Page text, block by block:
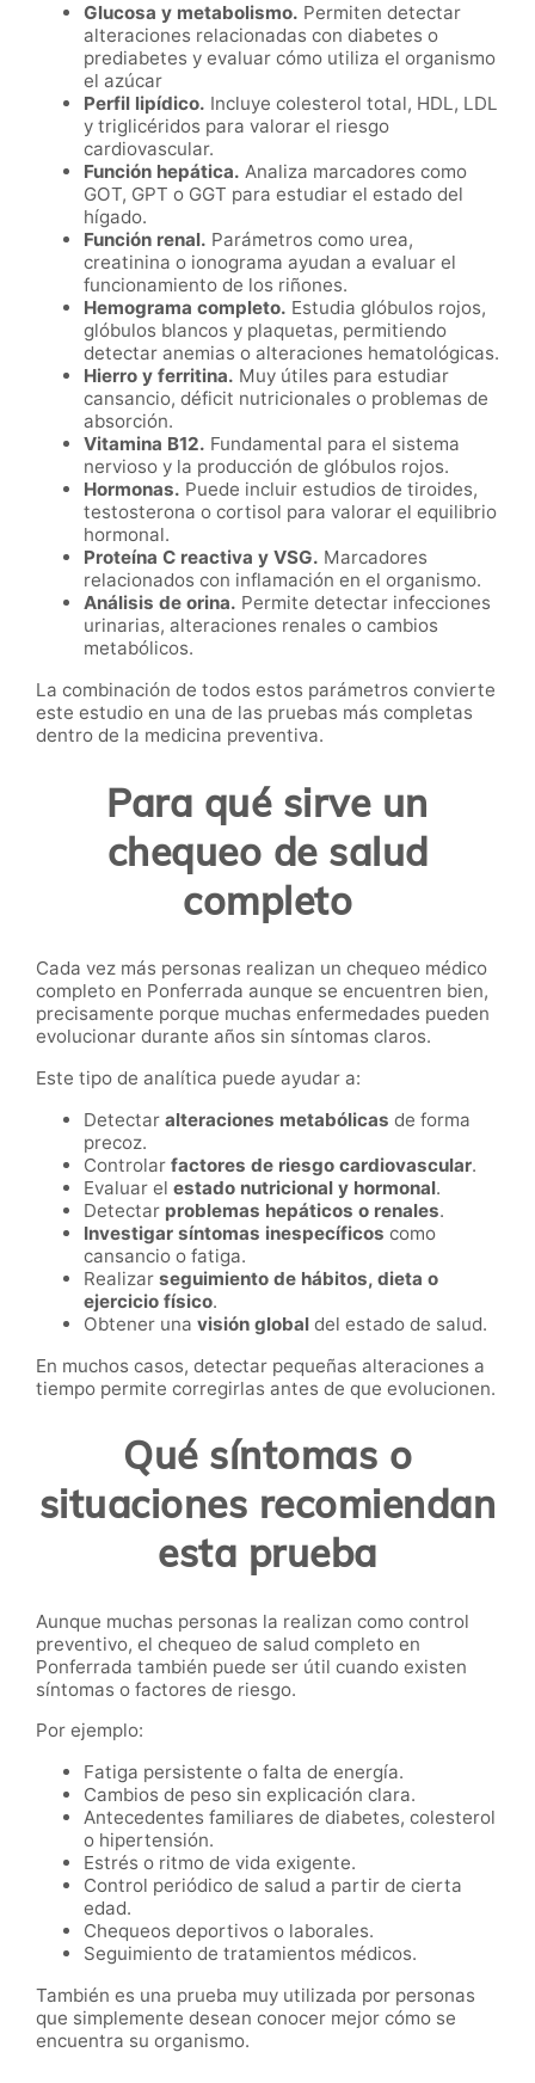
Glucosa y metabolismo. Permiten detectar
alteraciones relacionadas con diabetes o
prediabetes y evaluar cómo utiliza el organismo
el azúcar
Perfil lipídico. Incluye colesterol total, HDL, LDL
y triglicéridos para valorar el riesgo
cardiovascular.
Función hepática. Analiza marcadores como
GOT, GPT o GGT para estudiar el estado del
hígado.
Función renal. Parámetros como urea,
creatinina o ionograma ayudan a evaluar el
funcionamiento de los riñones.
Hemograma completo. Estudia glóbulos rojos,
glóbulos blancos y plaquetas, permitiendo
detectar anemias o alteraciones hematológicas.
Hierro y ferritina. Muy útiles para estudiar
cansancio, déficit nutricionales o problemas de
absorción.
Vitamina B12. Fundamental para el sistema
nervioso y la producción de glóbulos rojos.
Hormonas. Puede incluir estudios de tiroides,
testosterona o cortisol para valorar el equilibrio
hormonal.
Proteína C reactiva y VSG. Marcadores
relacionados con inflamación en el organismo.
Análisis de orina. Permite detectar infecciones
urinarias, alteraciones renales o cambios
metabólicos.
La combinación de todos estos parámetros convierte
este estudio en una de las pruebas más completas
dentro de la medicina preventiva.
Para qué sirve un
chequeo de salud
completo
Cada vez más personas realizan un chequeo médico
completo en Ponferrada aunque se encuentren bien,
precisamente porque muchas enfermedades pueden
evolucionar durante años sin síntomas claros.
Este tipo de analítica puede ayudar a:
Detectar alteraciones metabólicas de forma
precoz.
Controlar factores de riesgo cardiovascular.
Evaluar el estado nutricional y hormonal.
Detectar problemas hepáticos o renales.
Investigar síntomas inespecíficos como
cansancio o fatiga.
Realizar seguimiento de hábitos, dieta o
ejercicio físico.
Obtener una visión global del estado de salud.
En muchos casos, detectar pequeñas alteraciones a
tiempo permite corregirlas antes de que evolucionen.
Qué síntomas o
situaciones recomiendan
esta prueba
Aunque muchas personas la realizan como control
preventivo, el chequeo de salud completo en
Ponferrada también puede ser útil cuando existen
síntomas o factores de riesgo.
Por ejemplo:
Fatiga persistente o falta de energía.
Cambios de peso sin explicación clara.
Antecedentes familiares de diabetes, colesterol
o hipertensión.
Estrés o ritmo de vida exigente.
Control periódico de salud a partir de cierta
edad.
Chequeos deportivos o laborales.
Seguimiento de tratamientos médicos.
También es una prueba muy utilizada por personas
que simplemente desean conocer mejor cómo se
encuentra su organismo.